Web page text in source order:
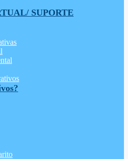
SUPORTE